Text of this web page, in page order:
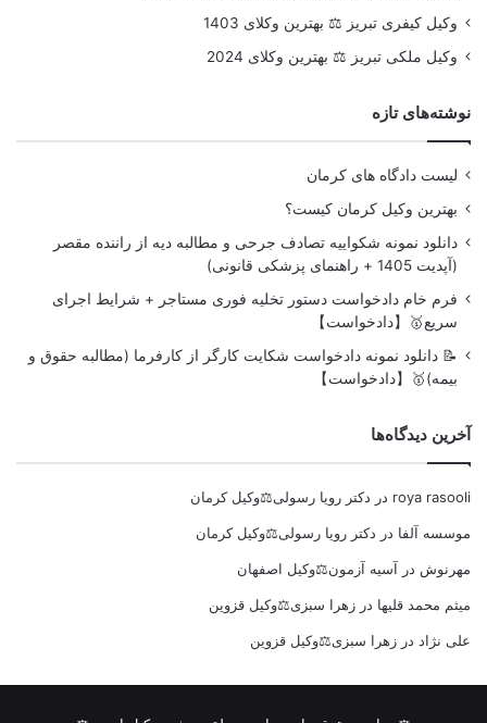
وکیل کیفری تبریز ⚖️ بهترین وکلای 1403
وکیل ملکی تبریز ⚖️ بهترین وکلای 2024
نوشته‌های تازه
لیست دادگاه های کرمان
بهترین وکیل کرمان کیست؟
دانلود نمونه شکواییه تصادف جرحی و مطالبه دیه از راننده مقصر
(آپدیت 1405 + راهنمای پزشکی قانونی)
فرم خام دادخواست دستور تخلیه فوری مستاجر + شرایط اجرای
سریع🥇【دادخواست】
📝 دانلود نمونه دادخواست شکایت کارگر از کارفرما (مطالبه حقوق و
بیمه)🥇【دادخواست】
آخرین دیدگاه‌ها
roya rasooli در دکتر رویا رسولی⚖️وکیل کرمان
موسسه آلفا در دکتر رویا رسولی⚖️وکیل کرمان
مهرنوش در آسیه آزمون⚖️وکیل اصفهان
میثم محمد قلیها در زهرا سبزی⚖️وکیل قزوین
علی نژاد در زهرا سبزی⚖️وکیل قزوین